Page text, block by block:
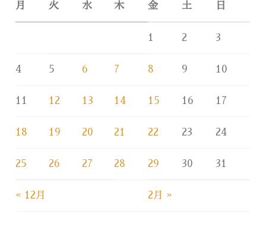
月 火 水 木 金 土 日
« 12月 2月 »
1 2 3
4 5 6 7 8 9 10
11 12 13 14 15 16 17
18 19 20 21 22 23 24
25 26 27 28 29 30 31